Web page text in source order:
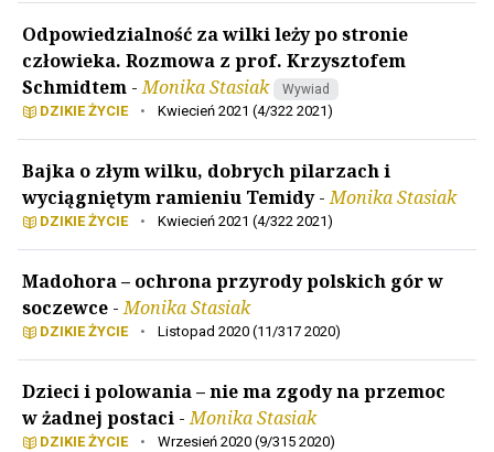
Odpowiedzialność za wilki leży po stronie
człowieka. Rozmowa z prof. Krzysztofem
Schmidtem -Monika Stasiak Wywiad
DZIKIE ŻYCIE • Kwiecień 2021 (4/322 2021)
Bajka o złym wilku, dobrych pilarzach i
wyciągniętym ramieniu Temidy-Monika Stasiak
DZIKIE ŻYCIE • Kwiecień 2021 (4/322 2021)
Madohora – ochrona przyrody polskich gór w
soczewce -Monika Stasiak
DZIKIE ŻYCIE • Listopad 2020 (11/317 2020)
Dzieci i polowania – nie ma zgody na przemoc
w żadnej postaci -Monika Stasiak
DZIKIE ŻYCIE • Wrzesień 2020 (9/315 2020)